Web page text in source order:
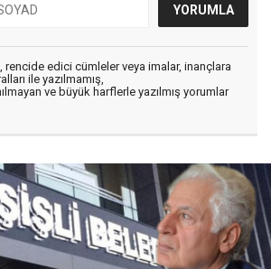
rencide edici cümleler veya imalar, inançlara
ile yazılmamış,
ve büyük harflerle yazılmış yorumlar